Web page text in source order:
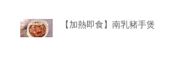
【加熱即食】南乳豬手煲